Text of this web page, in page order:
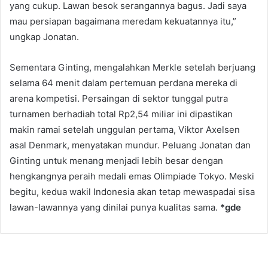
yang cukup. Lawan besok serangannya bagus. Jadi saya
mau persiapan bagaimana meredam kekuatannya itu,”
ungkap Jonatan.
Sementara Ginting, mengalahkan Merkle setelah berjuang
selama 64 menit dalam pertemuan perdana mereka di
arena kompetisi. Persaingan di sektor tunggal putra
turnamen berhadiah total Rp2,54 miliar ini dipastikan
makin ramai setelah unggulan pertama, Viktor Axelsen
asal Denmark, menyatakan mundur. Peluang Jonatan dan
Ginting untuk menang menjadi lebih besar dengan
hengkangnya peraih medali emas Olimpiade Tokyo. Meski
begitu, kedua wakil Indonesia akan tetap mewaspadai sisa
lawan-lawannya yang dinilai punya kualitas sama. *gde